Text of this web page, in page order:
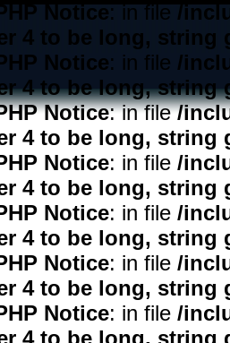
Notice: in file/
4 to be long, string
Notice: in file /
4 to be long, string
Notice: in file/
4 to be long, string
Notice: in file /
4 to be long, string
Notice: in file /
4 to be long, string
Notice: in file /
4 to be long, string
Notice: in file /
4 to be long, string